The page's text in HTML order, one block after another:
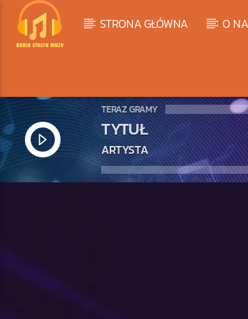
STRONA GŁÓWNA O
TERAZ GRAMY
TYTUŁ
ARTYSTA